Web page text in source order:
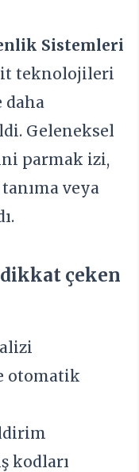
Sistemleri
teknolojileri
daha
Geleneksel
parmak izi,
veya
çeken
otomatik
kodları